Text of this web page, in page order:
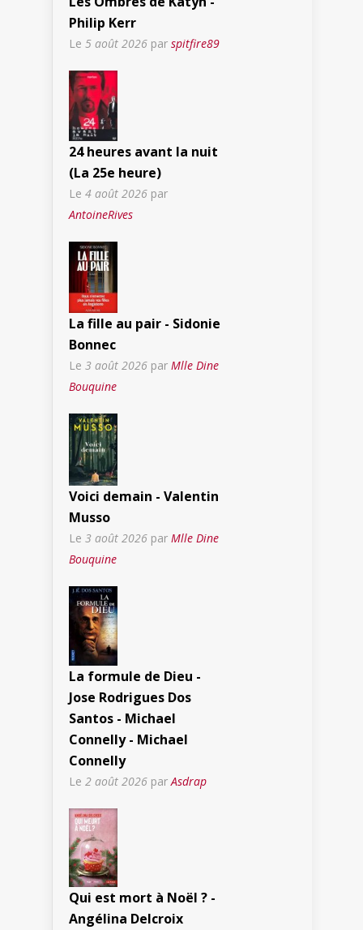
Philip Kerr
Le 5 août 2026 par spitfire89
24 heures avant la nuit
(La 25e heure)
Le 4 août 2026 par
AntoineRives
La fille au pair - Sidonie
Bonnec
Le 3 août 2026 par Mlle Dine
Bouquine
Voici demain - Valentin
Musso
Le 3 août 2026 par Mlle Dine
Bouquine
La formule de Dieu -
Jose Rodrigues Dos
Santos - Michael
Connelly - Michael
Connelly
Le 2 août 2026 parAsdrap
Qui est mort à Noël ? -
Angélina Delcroix